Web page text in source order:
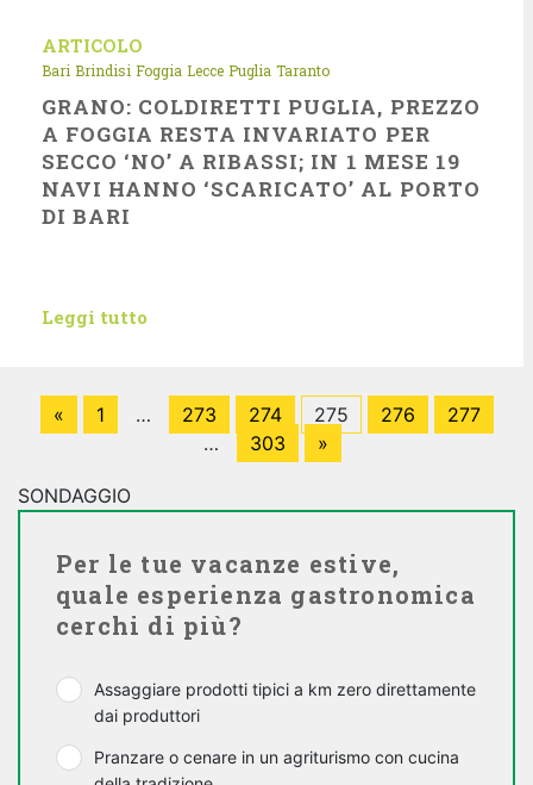
ARTICOLO
Bari Brindisi Foggia Lecce Puglia Taranto
GRANO: COLDIRETTI PUGLIA, PREZZO
A FOGGIA RESTA INVARIATO PER
SECCO ‘NO’ A RIBASSI; IN 1 MESE 19
NAVI HANNO ‘SCARICATO’ AL PORTO
DI BARI
Leggi tutto
« 1 … 273 274 275 276
277
…
303 »
SONDAGGIO
Per le tue vacanze estive,
quale esperienza gastronomica
cerchi di più?
Assaggiare prodotti tipici a km zero direttamente
dai produttori
Pranzare o cenare in un agriturismo con cucina